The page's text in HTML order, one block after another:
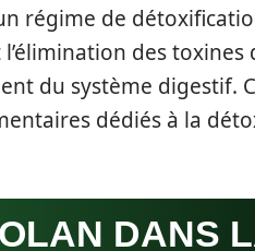
régime de
des toxines
du système digestif.
dédiés à la
DANS